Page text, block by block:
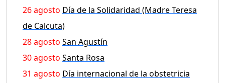
26 agosto Día de la Solidaridad (Madre Teresa
de Calcuta)
28 agosto San Agustín
30 agosto Santa Rosa
31 agosto Día internacional de la obstetricia